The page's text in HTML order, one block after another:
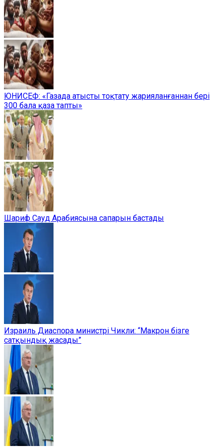
ЮНИСЕФ: «Газада атысты тоқтату жарияланғаннан бері
300 бала қаза тапты»
Шариф Сауд Арабиясына сапарын бастады
Израиль Диаспора министрі Чикли: “Макрон бізге
сатқындық жасады”